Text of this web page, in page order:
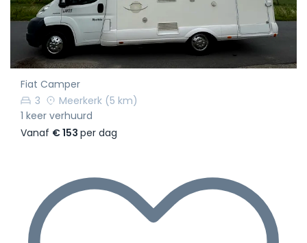
Fiat Camper
3
Meerkerk (5 km)
1 keer verhuurd
Vanaf € 153 per dag